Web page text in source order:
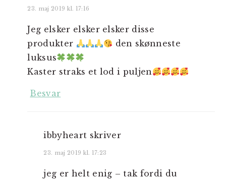
23. maj 2019 kl. 17:16
Jeg elsker elsker elsker disse
produkter
den skønneste
luksus
Kaster straks et lod i puljen
Besvar
ibbyheart skriver
23. maj 2019 kl. 17:23
jeg er helt enig – tak fordi du